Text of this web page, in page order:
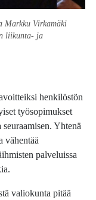
Markku Virkamäki
liikunta- ja
henkilöstön
työsopimukset
Yhtenä
vähentää
palveluissa
valiokunta pitää